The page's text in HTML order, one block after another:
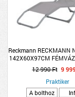
Reckmann RECKMANN
142X60X97CM
12 990 Ft 9
Praktiker
A bolthoz